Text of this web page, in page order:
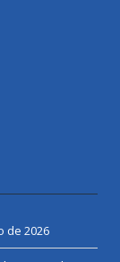
de 2026